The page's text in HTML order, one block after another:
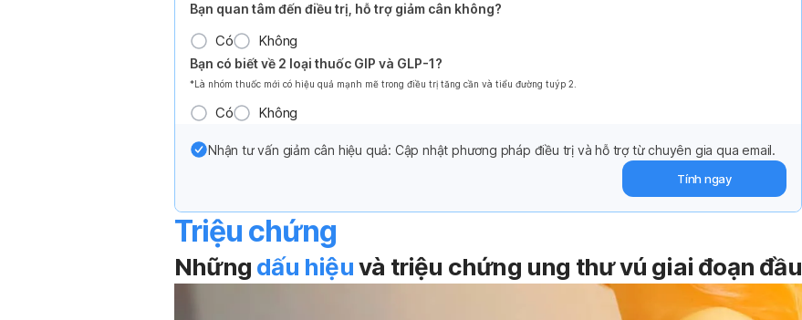
Bạn quan tâm đến điều trị, hỗ trợ giảm cân không?
Có Không
Bạn có biết về 2 loại thuốc GIP và GLP-1?
*Là nhóm thuốc mới có hiệu quả mạnh mẽ trong điều trị tăng cần và tiểu đường tuýp 2.
Có Không
Nhận tư vấn giảm cân hiệu quả: Cập nhật phương pháp điều trị và hỗ trợ từ chuyên gia qua email.
Tính ngay
Triệu chứng
Những dấu hiệuvà triệu chứng ung thư vú giai đoạn đầu